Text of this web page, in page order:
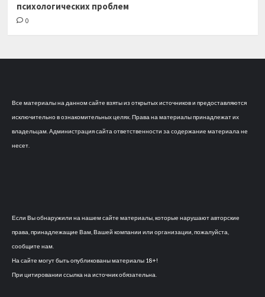
психологических проблем
0
Все материалы на данном сайте взяты из открытых источников и предоставляются
исключительно в ознакомительных целях. Права на материалы принадлежат их
владельцам. Администрация сайта ответственности за содержание материала не
несет.
Если Вы обнаружили на нашем сайте материалы, которые нарушают авторские
права, принадлежащие Вам, Вашей компании или организации, пожалуйста,
сообщите нам.
На сайте могут быть опубликованы материалы 18+!
При цитировании ссылка на источник обязательна.